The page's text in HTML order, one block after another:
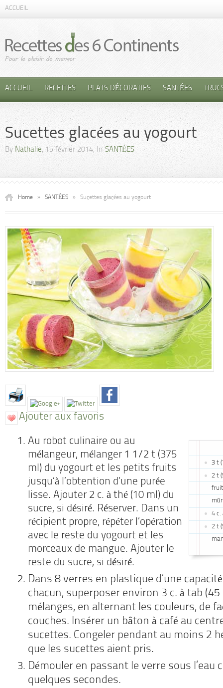
ACCUEIL
ACCUEIL RECETTES PLATS DÉCORATIFS SANTÉES
Sucettes glacées au yogourt
By Nathalie, 15 février 2014, In SANTÉES
Home » SANTÉES » Sucettes glacées au yogourt
Ajouter aux favoris
3 t
2 t
4 c.
2 t
Au robot culinaire ou au
mélangeur, mélanger 1 1/2 t (375
ml) du yogourt et les petits fruits
jusqu’à l’obtention d’une purée
lisse. Ajouter 2 c. à thé (10 ml) du
sucre, si désiré. Réserver. Dans un
récipient propre, répéter l’opération
avec le reste du yogourt et les
morceaux de mangue. Ajouter le
reste du sucre, si désiré.
Dans 8 verres en plastique d’une
chacun, superposer environ 3 c. à tab
mélanges, en alternant les couleurs, de
couches. Insérer un bâton à café au
sucettes. Congeler pendant au moins 2
que les sucettes aient pris.
Démouler en passant le verre sous l’eau
quelques secondes.